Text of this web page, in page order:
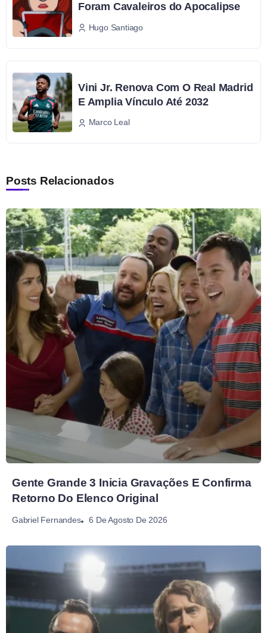
Foram Cavaleiros do Apocalipse
Hugo Santiago
Vini Jr. Renova Com O Real Madrid
E Amplia Vínculo Até 2032
Marco Leal
Posts Relacionados
Gente Grande 3 Inicia Gravações E Confirma
Retorno Do Elenco Original
Gabriel Fernandes 6 De Agosto De 2026